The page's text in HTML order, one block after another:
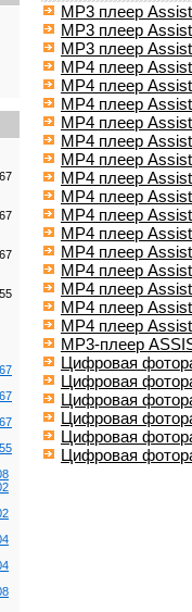
MP3 плеер
MP3 плеер
MP3 плеер
MP4 плеер
MP4 плеер
MP4 плеер
MP4 плеер
MP4 плеер
MP4 плеер
MP4 плеер
MP4 плеер
MP4 плеер
MP4 плеер
MP4 плеер
MP4 плеер
MP4 плеер
MP4 плеер
MP4 плеер
МР3-плеер
Цифровая
Цифровая
Цифровая
Цифровая
Цифровая
Цифровая